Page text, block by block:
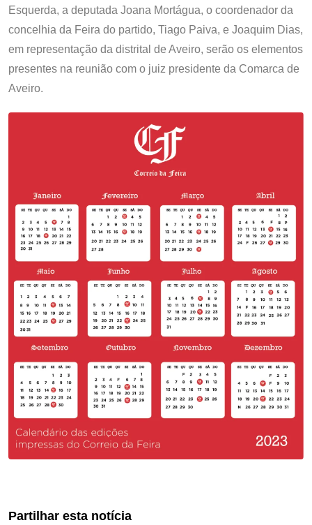
Esquerda, a deputada Joana Mortágua, o coordenador da
concelhia da Feira do partido, Tiago Paiva, e Joaquim Dias,
em representação da distrital de Aveiro, serão os elementos
presentes na reunião com o juiz presidente da Comarca de
Aveiro.
Partilhar esta notícia